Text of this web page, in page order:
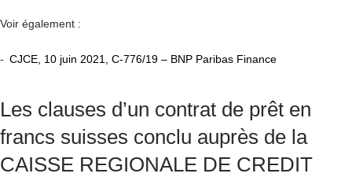
Voir également :
- CJCE, 10 juin 2021, C-776/19 – BNP Paribas Finance
Les clauses d’un contrat de prêt en
francs suisses conclu auprès de la
CAISSE REGIONALE DE CREDIT